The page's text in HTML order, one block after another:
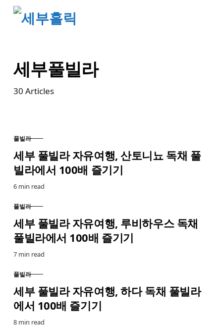
Skip to content
세부풀빌라
30 Articles
CATEGORY
풀빌라
세부 풀빌라 자유여행, 산토니뇨 독채 풀
빌라에서 100배 즐기기
6 min read
CATEGORY
풀빌라
세부 풀빌라 자유여행, 루비하우스 독채
풀빌라에서 100배 즐기기
7 min read
CATEGORY
풀빌라
세부 풀빌라 자유여행, 하다 독채 풀빌라
에서 100배 즐기기
8 min read